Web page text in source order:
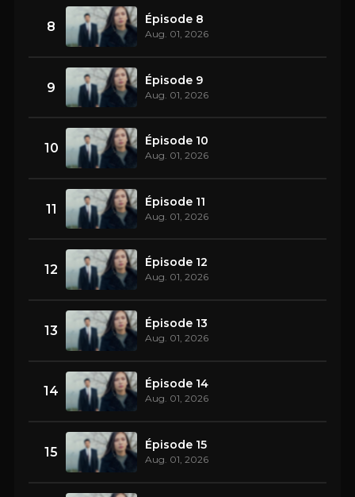
8 Épisode 8
Aug. 01, 2026
9 Épisode 9
Aug. 01, 2026
10 Épisode 10
Aug. 01, 2026
11 Épisode 11
Aug. 01, 2026
12 Épisode 12
Aug. 01, 2026
13 Épisode 13
Aug. 01, 2026
14 Épisode 14
Aug. 01, 2026
15 Épisode 15
Aug. 01, 2026